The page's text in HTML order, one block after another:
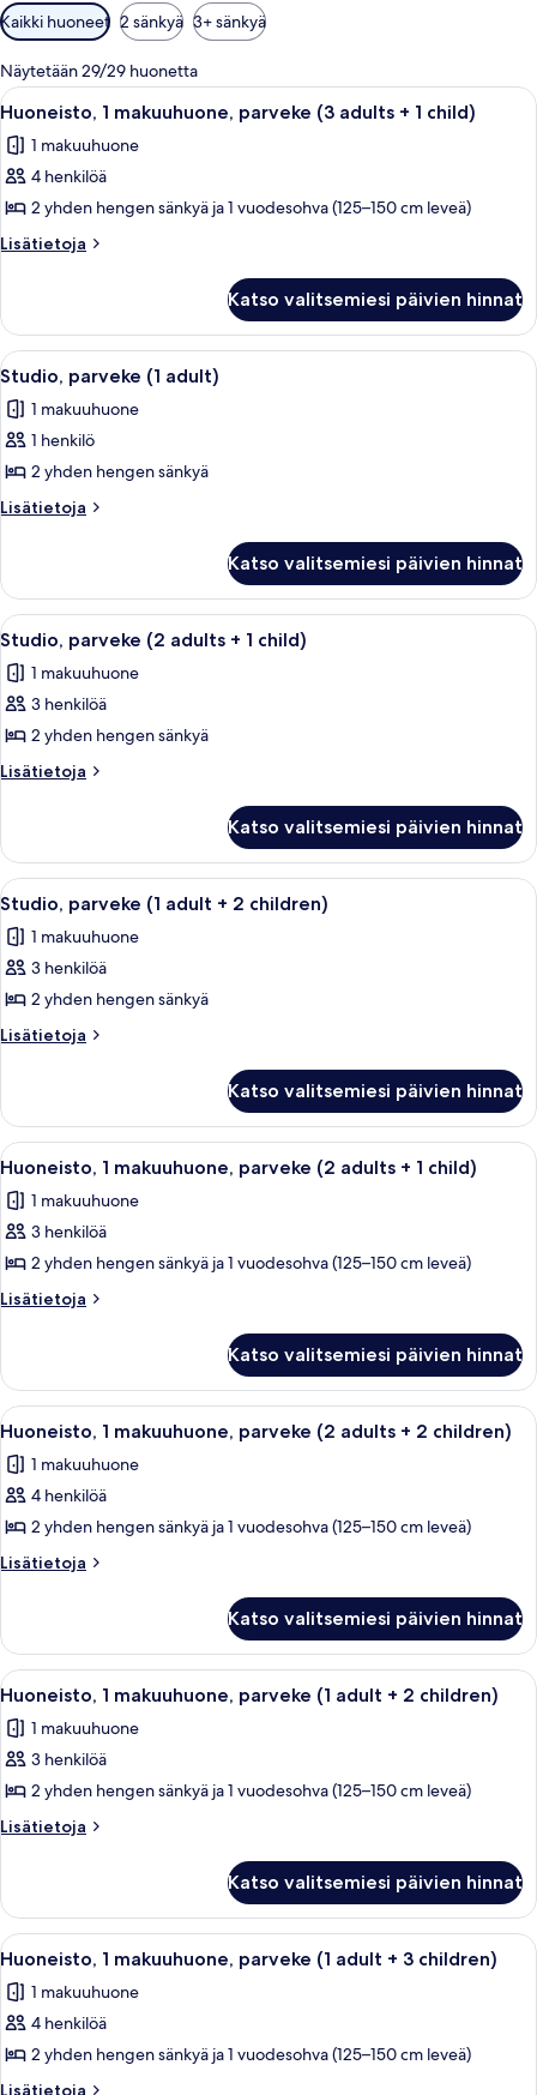
Huoneille
saatavilla
olevia
suodattimia
Kaikki huoneet 2 sänkyä 3+ sänkyä
Näytetään 29/29 huonetta
Avaa
kaikki
huonetyypin
Huoneisto,
1
makuuhuone,
adults
+
1
child)
kuvat
Hotellihuone, jossa on kaksi sänkyä,
7
Huoneisto, 1 makuuhuone, parveke (3 adults + 1 child)
1 makuuhuone
4 henkilöä
2 yhden hengen sänkyä ja 1 vuodesohva (125–150 cm leveä)
Lisätietoja
Lisätietoja
makuuhuone,
parveke
(3
+
Katso valitsemiesi päivien hinnat
Avaa
kaikki
huonetyypin
Studio,
parveke
(1
Makuuhuoneessa on suuri sänky,
4
Studio, parveke (1 adult)
1 makuuhuone
1 henkilö
2 yhden hengen sänkyä
Lisätietoja
Lisätietoja
(1
adult)
Katso valitsemiesi päivien hinnat
Avaa
kaikki
huonetyypin
Studio,
parveke
(2
1
child)
kuvat
Makuuhuoneessa on suuri sänky,
4
Studio, parveke (2 adults + 1 child)
1 makuuhuone
3 henkilöä
2 yhden hengen sänkyä
Lisätietoja
Lisätietoja
(2
adults
+
child)
Katso valitsemiesi päivien hinnat
Avaa
kaikki
huonetyypin
Studio,
parveke
(1
2
children)
kuvat
Makuuhuoneessa on suuri sänky,
4
Studio, parveke (1 adult + 2 children)
1 makuuhuone
3 henkilöä
2 yhden hengen sänkyä
Lisätietoja
Lisätietoja
(1
adult
+
children)
Katso valitsemiesi päivien hinnat
Avaa
kaikki
huonetyypin
Huoneisto,
1
makuuhuone,
adults
+
1
child)
kuvat
Hotellihuone, jossa on kaksi sänkyä,
7
Huoneisto, 1 makuuhuone, parveke (2 adults + 1 child)
1 makuuhuone
3 henkilöä
2 yhden hengen sänkyä ja 1 vuodesohva (125–150 cm leveä)
Lisätietoja
Lisätietoja
makuuhuone,
parveke
(2
+
Katso valitsemiesi päivien hinnat
Avaa
kaikki
huonetyypin
Huoneisto,
1
makuuhuone,
adults
+
2
children)
kuvat
Hotellihuone, jossa on kaksi sänkyä,
7
Huoneisto, 1 makuuhuone, parveke (2 adults + 2 children)
1 makuuhuone
4 henkilöä
2 yhden hengen sänkyä ja 1 vuodesohva (125–150 cm leveä)
Lisätietoja
Lisätietoja
makuuhuone,
parveke
(2
+
2
Katso valitsemiesi päivien hinnat
Avaa
kaikki
huonetyypin
Huoneisto,
1
makuuhuone,
adult
+
2
children)
kuvat
Hotellihuone, jossa on kaksi sänkyä,
7
Huoneisto, 1 makuuhuone, parveke (1 adult + 2 children)
1 makuuhuone
3 henkilöä
2 yhden hengen sänkyä ja 1 vuodesohva (125–150 cm leveä)
Lisätietoja
Lisätietoja
makuuhuone,
parveke
(1
+
2
Katso valitsemiesi päivien hinnat
Avaa
kaikki
huonetyypin
Huoneisto,
1
makuuhuone,
Hotellihuone, jossa on kaksi sänkyä,
7
Huoneisto, 1 makuuhuone, parveke (1 adult + 3 children)
1 makuuhuone
4 henkilöä
2 yhden hengen sänkyä ja 1 vuodesohva (125–150 cm leveä)
Lisätietoja
Lisätietoja